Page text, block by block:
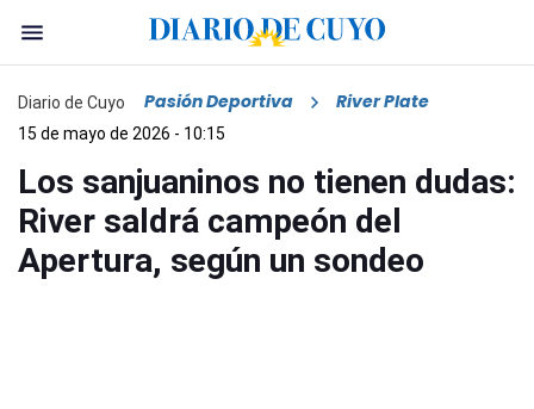
Diario de Cuyo Pasión Deportiva River Plate
15 de mayo de 2026 - 10:15
Los sanjuaninos no tienen dudas:
River saldrá campeón del
Apertura, según un sondeo